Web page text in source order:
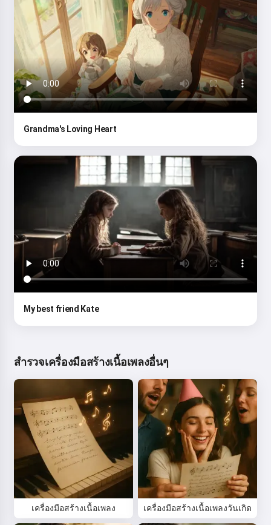
Grandma's Loving Heart
My best friend Kate
สำรวจเครื่องมือสร้างเนื้อเพลงอื่นๆ
เครื่องมือสร้างเนื้อเพลง เครื่องมือสร้างเนื้อเพลงวันเกิด